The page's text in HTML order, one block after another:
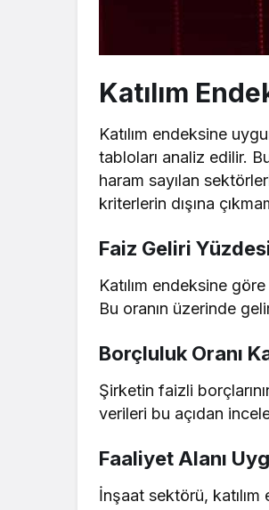
Katılım
Katılım endeksine
tabloları analiz edilir.
haram sayılan
kriterlerin dışına
Faiz Geliri
Katılım endeksine
Bu oranın üzerinde
Borçluluk Oranı
Şirketin faizli
verileri bu açıdan
Faaliyet Alanı
İnşaat sektörü,